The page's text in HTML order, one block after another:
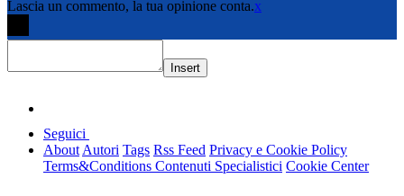
Lascia un commento, la tua opinione conta.
Seguici
AboutAutori Tags Rss Feed Privacy e Cookie Policy